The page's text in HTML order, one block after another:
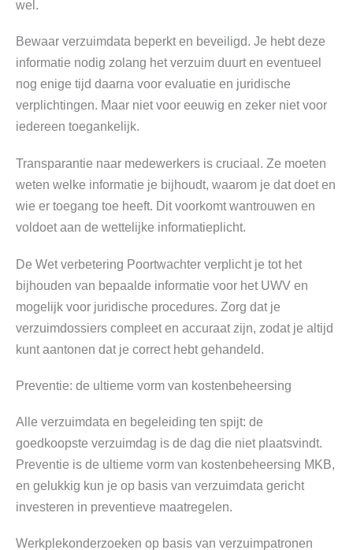
wel.
Bewaar verzuimdata beperkt en beveiligd. Je hebt deze
informatie nodig zolang het verzuim duurt en eventueel
nog enige tijd daarna voor evaluatie en juridische
verplichtingen. Maar niet voor eeuwig en zeker niet voor
iedereen toegankelijk.
Transparantie naar medewerkers is cruciaal. Ze moeten
weten welke informatie je bijhoudt, waarom je dat doet en
wie er toegang toe heeft. Dit voorkomt wantrouwen en
voldoet aan de wettelijke informatieplicht.
De Wet verbetering Poortwachter verplicht je tot het
bijhouden van bepaalde informatie voor het UWV en
mogelijk voor juridische procedures. Zorg dat je
verzuimdossiers compleet en accuraat zijn, zodat je altijd
kunt aantonen dat je correct hebt gehandeld.
Preventie: de ultieme vorm van kostenbeheersing
Alle verzuimdata en begeleiding ten spijt: de
goedkoopste verzuimdag is de dag die niet plaatsvindt.
Preventie is de ultieme vorm van kostenbeheersing MKB,
en gelukkig kun je op basis van verzuimdata gericht
investeren in preventieve maatregelen.
Werkplekonderzoeken op basis van verzuimpatronen